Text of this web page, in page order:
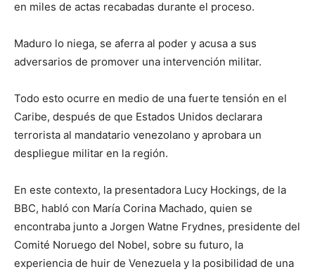
en miles de actas recabadas durante el proceso.
Maduro lo niega, se aferra al poder y acusa a sus
adversarios de promover una intervención militar.
Todo esto ocurre en medio de una fuerte tensión en el
Caribe, después de que Estados Unidos declarara
terrorista al mandatario venezolano y aprobara un
despliegue militar en la región.
En este contexto, la presentadora Lucy Hockings, de la
BBC, habló con María Corina Machado, quien se
encontraba junto a Jorgen Watne Frydnes, presidente del
Comité Noruego del Nobel, sobre su futuro, la
experiencia de huir de Venezuela y la posibilidad de una